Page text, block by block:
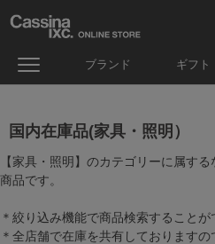
ブランド ギフト
国内在庫品(家具・照明）
【家具・照明】のカテゴリーに属す
商品です。
＊絞り込み機能で商品検索することが
＊全店舗で在庫を共有しております